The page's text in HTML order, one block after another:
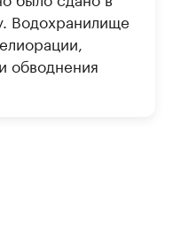
Водохранилище
обводнения